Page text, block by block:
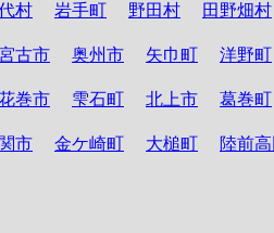
村 岩手町 野田村 田野畑村
古市 奥州市 矢巾町 洋野町
巻市 雫石町 北上市 葛巻町
市 金ケ崎町 大槌町 陸前